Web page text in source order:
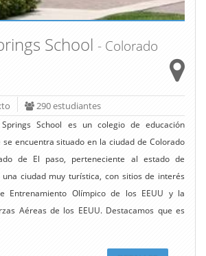
School - Colorado
290 estudiantes
School es un colegio de educación
encuentra situado en la ciudad de Colorado
de El paso, perteneciente al estado de
ciudad muy turística, con sitios de interés
Entrenamiento Olímpico de los EEUU y la
Aéreas de los EEUU. Destacamos que es